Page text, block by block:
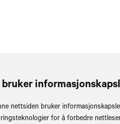
bruker
nettsiden bruker
for å forbedre